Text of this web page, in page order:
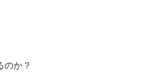
か？